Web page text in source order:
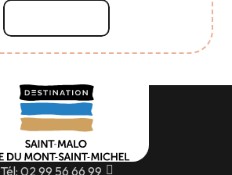
Tél: 02 99 56 66 99